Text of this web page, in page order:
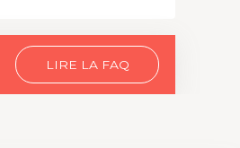
LIRE LA FAQ